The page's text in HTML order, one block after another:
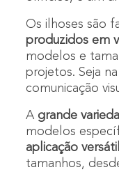
Os ilhoses são
produzidos em
modelos e
projetos. Seja
comunicação
A grande
modelos
aplicação
tamanhos,